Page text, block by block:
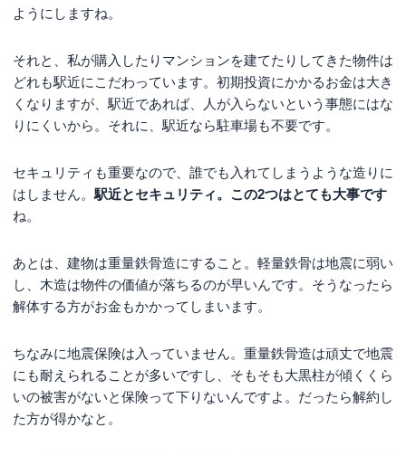
ようにしますね。
それと、私が購入したりマンションを建てたりしてきた物件は
どれも駅近にこだわっています。初期投資にかかるお金は大き
くなりますが、駅近であれば、人が入らないという事態にはな
りにくいから。それに、駅近なら駐車場も不要です。
セキュリティも重要なので、誰でも入れてしまうような造りに
はしません。 駅近とセキュリティ。この2つはとても大事です
ね。
あとは、建物は重量鉄骨造にすること。軽量鉄骨は地震に弱い
し、木造は物件の価値が落ちるのが早いんです。そうなったら
解体する方がお金もかかってしまいます。
ちなみに地震保険は入っていません。重量鉄骨造は頑丈で地震
にも耐えられることが多いですし、そもそも大黒柱が傾くくら
いの被害がないと保険って下りないんですよ。だったら解約し
た方が得かなと。